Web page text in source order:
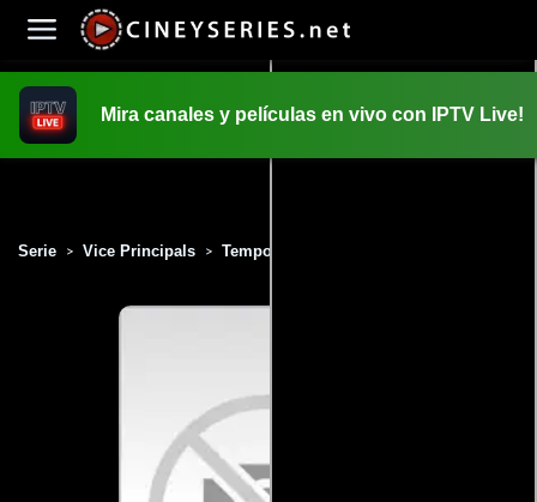
Mira canales y películas en vivo con IPTV Live!
Serie > Vice Principals > Temporada 2